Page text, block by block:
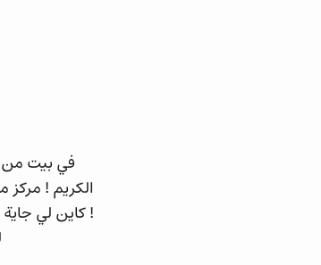
في بيت من
الكريم ! مركز
! كاين لي